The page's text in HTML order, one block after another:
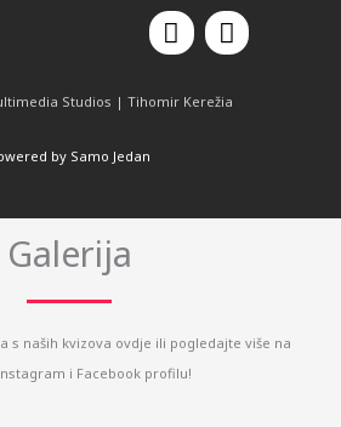
F
a
e
k
I
n
t
a
Studios | Tihomir Kerežia
by Samo Jedan
Galerija
s naših kvizova ovdje ili pogledajte više na
i Facebook profilu!